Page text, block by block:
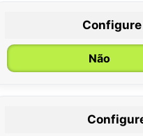
0 / 6 meses
Configure
Não